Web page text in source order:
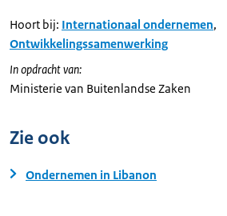
Hoort bij: Internationaal ondernemen,
Ontwikkelingssamenwerking
In opdracht van:
Ministerie van Buitenlandse Zaken
Zie ook
Ondernemen in Libanon